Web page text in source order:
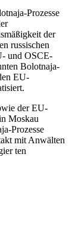
Prozesse
der
russischen
und OSCE-
Bolotnaja-
EU-
der EU-
Moskau
Prozesse
mit Anwälten
ten